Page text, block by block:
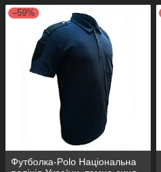
–59%
Футболка-Polo Національна